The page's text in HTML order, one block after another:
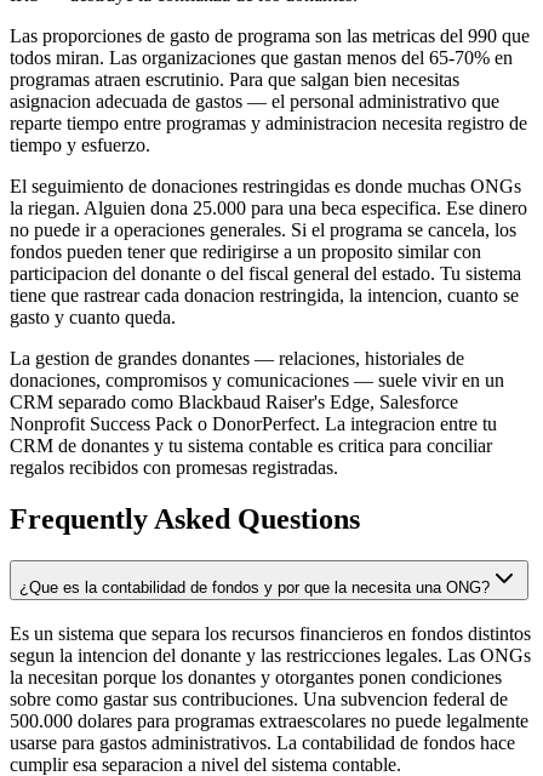
Las proporciones de gasto de programa son las metricas del 990 que
todos miran. Las organizaciones que gastan menos del 65-70% en
programas atraen escrutinio. Para que salgan bien necesitas
asignacion adecuada de gastos — el personal administrativo que
reparte tiempo entre programas y administracion necesita registro de
tiempo y esfuerzo.
El seguimiento de donaciones restringidas es donde muchas ONGs
la riegan. Alguien dona 25.000 para una beca especifica. Ese dinero
no puede ir a operaciones generales. Si el programa se cancela, los
fondos pueden tener que redirigirse a un proposito similar con
participacion del donante o del fiscal general del estado. Tu sistema
tiene que rastrear cada donacion restringida, la intencion, cuanto se
gasto y cuanto queda.
La gestion de grandes donantes — relaciones, historiales de
donaciones, compromisos y comunicaciones — suele vivir en un
CRM separado como Blackbaud Raiser's Edge, Salesforce
Nonprofit Success Pack o DonorPerfect. La integracion entre tu
CRM de donantes y tu sistema contable es critica para conciliar
regalos recibidos con promesas registradas.
Frequently Asked Questions
¿Que es la contabilidad de fondos y por que la necesita una ONG?
Es un sistema que separa los recursos financieros en fondos distintos
segun la intencion del donante y las restricciones legales. Las ONGs
la necesitan porque los donantes y otorgantes ponen condiciones
sobre como gastar sus contribuciones. Una subvencion federal de
500.000 dolares para programas extraescolares no puede legalmente
usarse para gastos administrativos. La contabilidad de fondos hace
cumplir esa separacion a nivel del sistema contable.